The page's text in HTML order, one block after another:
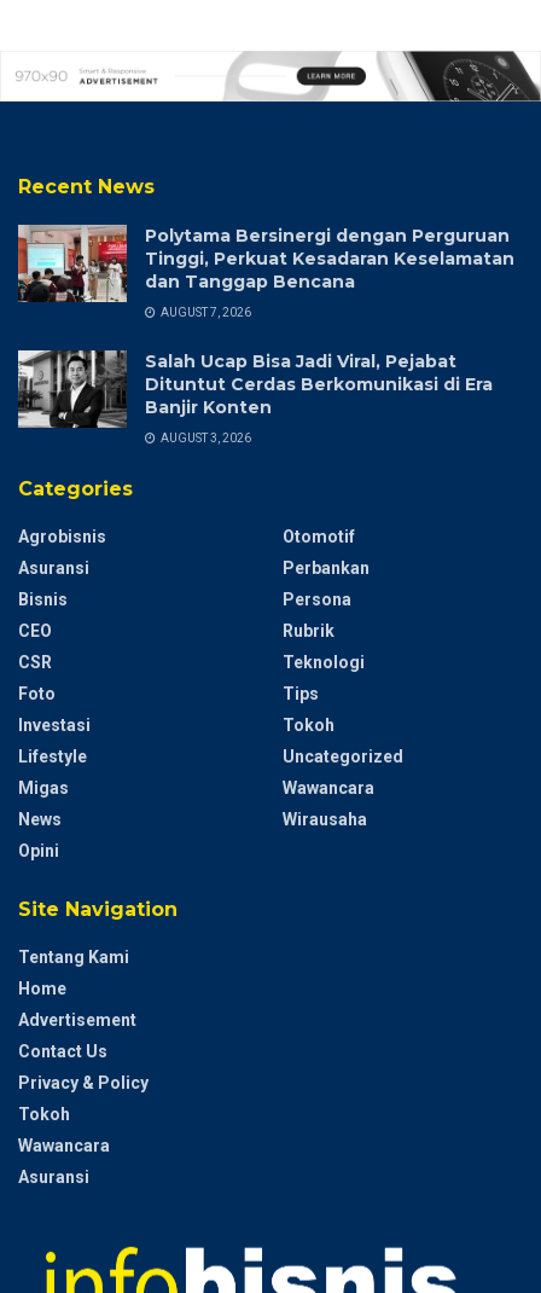
Recent News
Polytama Bersinergi dengan Perguruan
Tinggi, Perkuat Kesadaran Keselamatan
dan Tanggap Bencana
AUGUST 7, 2026
Salah Ucap Bisa Jadi Viral, Pejabat
Dituntut Cerdas Berkomunikasi di Era
Banjir Konten
AUGUST 3, 2026
Categories
Agrobisnis
Asuransi
Bisnis
CEO
CSR
Foto
Investasi
Lifestyle
Migas
News
Opini
Otomotif
Perbankan
Persona
Rubrik
Teknologi
Tips
Tokoh
Uncategorized
Wawancara
Wirausaha
Site Navigation
Tentang Kami
Home
Advertisement
Contact Us
Privacy & Policy
Tokoh
Wawancara
Asuransi